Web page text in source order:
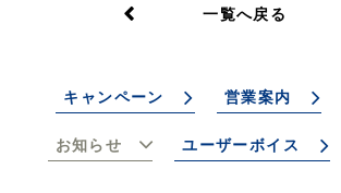
一覧へ戻る
キャンペーン 営業案内
お知らせ ユーザーボイス